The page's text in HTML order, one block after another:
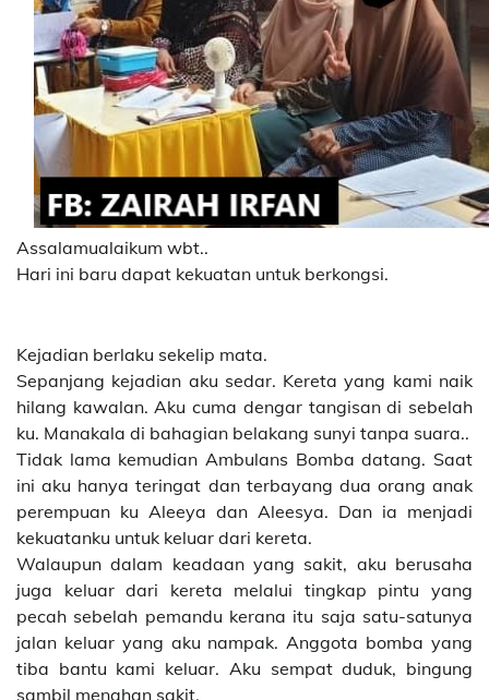
Assalamualaikum wbt..
Hari ini baru dapat kekuatan untuk berkongsi.
Kejadian berlaku sekelip mata.
Sepanjang kejadian aku sedar. Kereta yang kami naik
hilang kawalan. Aku cuma dengar tangisan di sebelah
ku. Manakala di bahagian belakang sunyi tanpa suara..
Tidak lama kemudian Ambulans Bomba datang. Saat
ini aku hanya teringat dan terbayang dua orang anak
perempuan ku Aleeya dan Aleesya. Dan ia menjadi
kekuatanku untuk keluar dari kereta.
Walaupun dalam keadaan yang sakit, aku berusaha
juga keluar dari kereta melalui tingkap pintu yang
pecah sebelah pemandu kerana itu saja satu-satunya
jalan keluar yang aku nampak. Anggota bomba yang
tiba bantu kami keluar. Aku sempat duduk, bingung
sambil menahan sakit.